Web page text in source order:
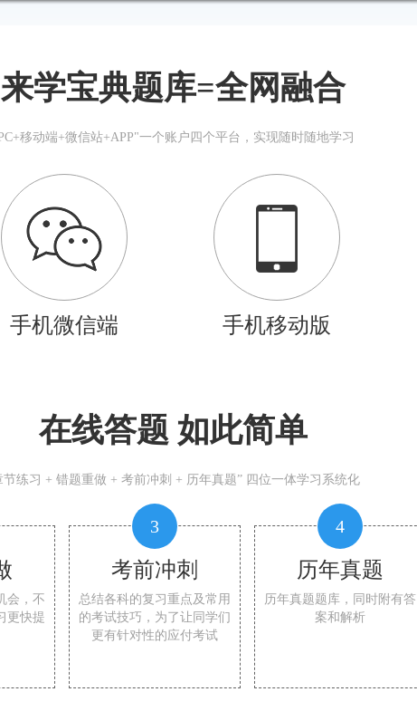
来学宝典题库=全网融合
移动端+微信站+APP"一个账户四个平台，实现随时随地学习
手机微信端 手机移动版
在线答题 如此简单
节练习 + 错题重做 + 考前冲刺 + 历年真题” 四位一体学习系统化
会，不
更快提
3
考前冲刺
总结各科的复习重点及常用
的考试技巧，为了让同学们
更有针对性的应付考试
4
历年真题
历年真题题库，同时附有答
案和解析